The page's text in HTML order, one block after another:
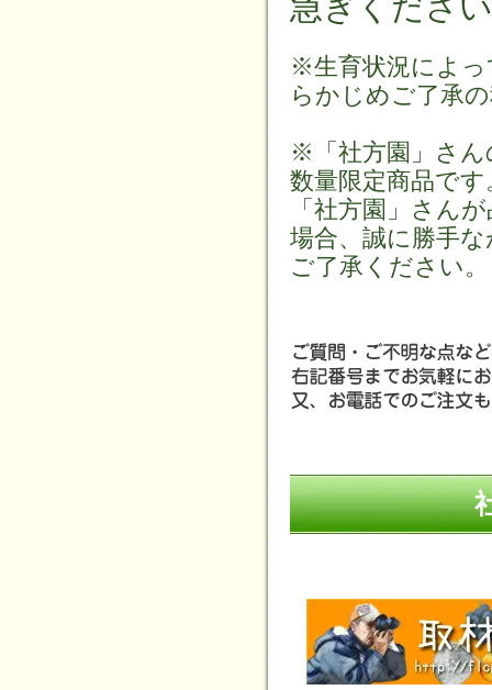
※生育状況によっ
らかじめご了承
※「社方園」さん
数量限定商品で
「社方園」さん
場合、誠に勝手
ご了承ください。